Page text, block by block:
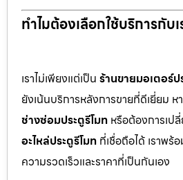
ทำไมต้องเลือกใช้บริการกับเ
เราไม่เพียงแต่เป็น ร้านขายมอเตอร์ป
ยังเน้นบริการหลังการขายที่ดีเยี่ยม
ช่างซ่อมประตูรีโมท หรือต้องการเป
อะไหล่ประตูรีโมท ที่เชื่อถือได้ เราพ
ความรวดเร็วและราคาที่เป็นกันเอง